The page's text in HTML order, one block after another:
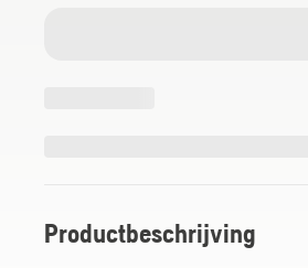
Productbeschrijving